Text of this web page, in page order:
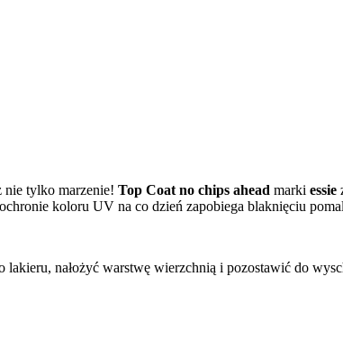
tylko marzenie! Top Coat no chips ahead marki essie
koloru UV na co dzień zapobiega blaknięciu
nałożyć warstwę wierzchnią i pozostawić do